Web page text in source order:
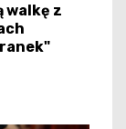
walkę z